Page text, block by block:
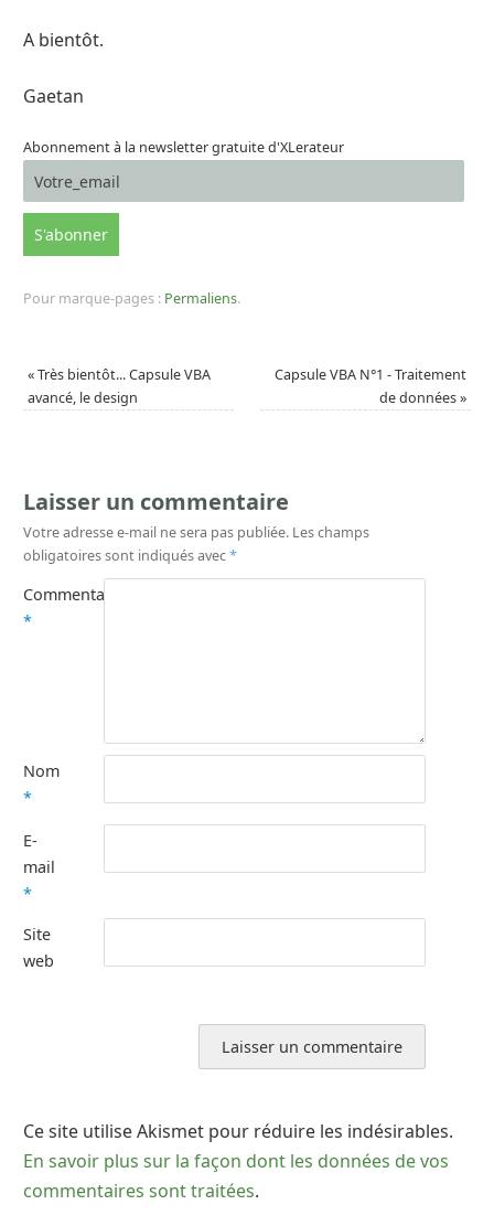
A bientôt.
Gaetan
Abonnement à la newsletter gratuite d'XLerateur
Pour marque-pages : Permaliens.
«Très bientôt... Capsule VBA
avancé, le design
Capsule VBA N°1 - Traitement
de données»
Laisser un commentaire
Votre adresse e-mail ne sera pas publiée. Les champs
obligatoires sont indiqués avec*
Commentaire
*
Nom
*
E-
mail
*
Site
web
Ce site utilise Akismet pour réduire les indésirables.
En savoir plus sur la façon dont les données de vos
commentaires sont traitées.